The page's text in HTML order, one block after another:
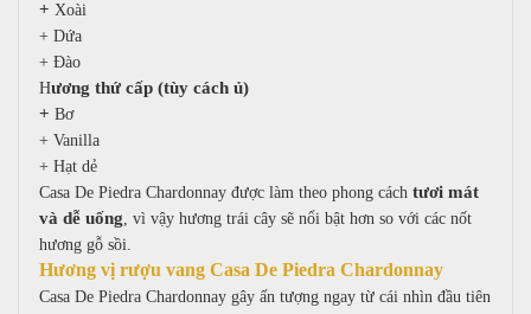
+ Xoài
+Dứa
+Đào
Hương thứ cấp (tùy cách ủ)
+Bơ
+Vanilla
+Hạt dẻ
Casa De Piedra Chardonnay được làm theo phong cáchtươi mát
và dễ uống , vì vậy hương trái cây sẽ nổi bật hơn so với các nốt
hương gỗ sồi.
Hương vị rượu vang Casa De Piedra Chardonnay
Casa De Piedra Chardonnay gây ấn tượng ngay từ cái nhìn đầu tiên